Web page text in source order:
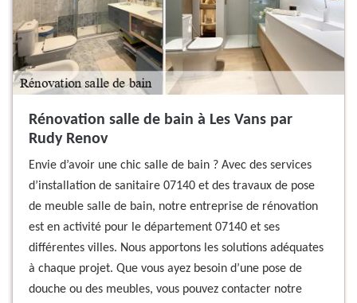
Rénovation salle de bain à Les Vans par
Rudy Renov
Envie d’avoir une chic salle de bain ? Avec des services
d’installation de sanitaire 07140 et des travaux de pose
de meuble salle de bain, notre entreprise de rénovation
est en activité pour le département 07140 et ses
différentes villes. Nous apportons les solutions adéquates
à chaque projet. Que vous ayez besoin d’une pose de
douche ou des meubles, vous pouvez contacter notre